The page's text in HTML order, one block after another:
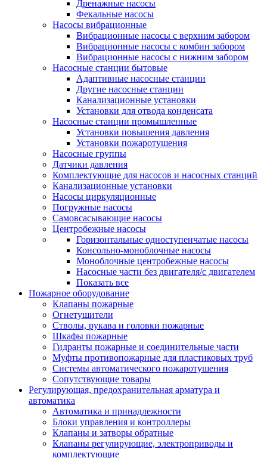
Дренажные насосы
Фекальные насосы
Насосы вибрационные
Вибрационные насосы с верхним забором
Вибрационные насосы с комбин забором
Вибрационные насосы с нижним забором
Насосные станции бытовые
Адаптивные насосные станции
Другие насосные станции
Канализационные установки
Установки для отвода конденсата
Насосные станции промышленные
Установки повышения давления
Установки пожаротушения
Насосные группы
Датчики давления
Комплектующие для насосов и насосных станций
Канализационные установки
Насосы циркуляционные
Погружные насосы
Самовсасывающие насосы
Центробежные насосы
Горизонтальные одноступенчатые насосы
Консольно-моноблочные насосы
Моноблочные центробежные насосы
Насосные части без двигателя/с двигателем
Показать все
Пожарное оборудование
Клапаны пожарные
Огнетушители
Стволы, рукава и головки пожарные
Шкафы пожарные
Гидранты пожарные и соединительные части
Муфты противопожарные для пластиковых труб
Системы автоматического пожаротушения
Сопутствующие товары
Регулирующая, предохранительная арматура и
автоматика
Автоматика и принадлежности
Блоки управления и контроллеры
Клапаны и затворы обратные
Клапаны регулирующие, электроприводы и
комплектующие